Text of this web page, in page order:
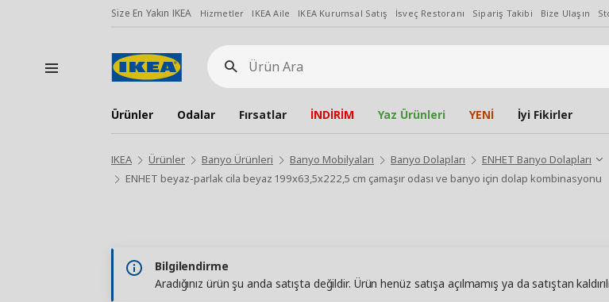
Size En Yakın IKEA Hizmetler IKEA Aile IKEA Kurumsal Satış İsveç Restoranı Sipariş Takibi Bize Ulaşın
Ürün
Ara
Ürünler Odalar Fırsatlar İNDİRİM Yaz Ürünleri YENİ İyi Fikirler
IKEA Ürünler Banyo Ürünleri Banyo Mobilyaları Banyo Dolapları ENHET Banyo Dolapları
ENHET beyaz-parlak cila beyaz 199x63,5x222,5 cm çamaşır odası ve banyo için dolap kombinasyonu
Bilgilendirme
Aradığınız ürün şu anda satışta değildir. Ürün henüz satışa açılmamış ya da satıştan